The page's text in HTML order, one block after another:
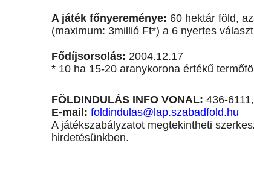
A játék főnyereménye: 60 hektár föld,
(maximum: 3millió Ft*) a 6 nyertes
Fődíjsorsolás: 2004.12.17
* 10 ha 15-20 aranykorona értékű
FÖLDINDULÁS INFO VONAL: 436-
E-mail: foldindulas@lap.szabadfold.hu
A játékszabályzatot megtekintheti
hirdetésünkben.